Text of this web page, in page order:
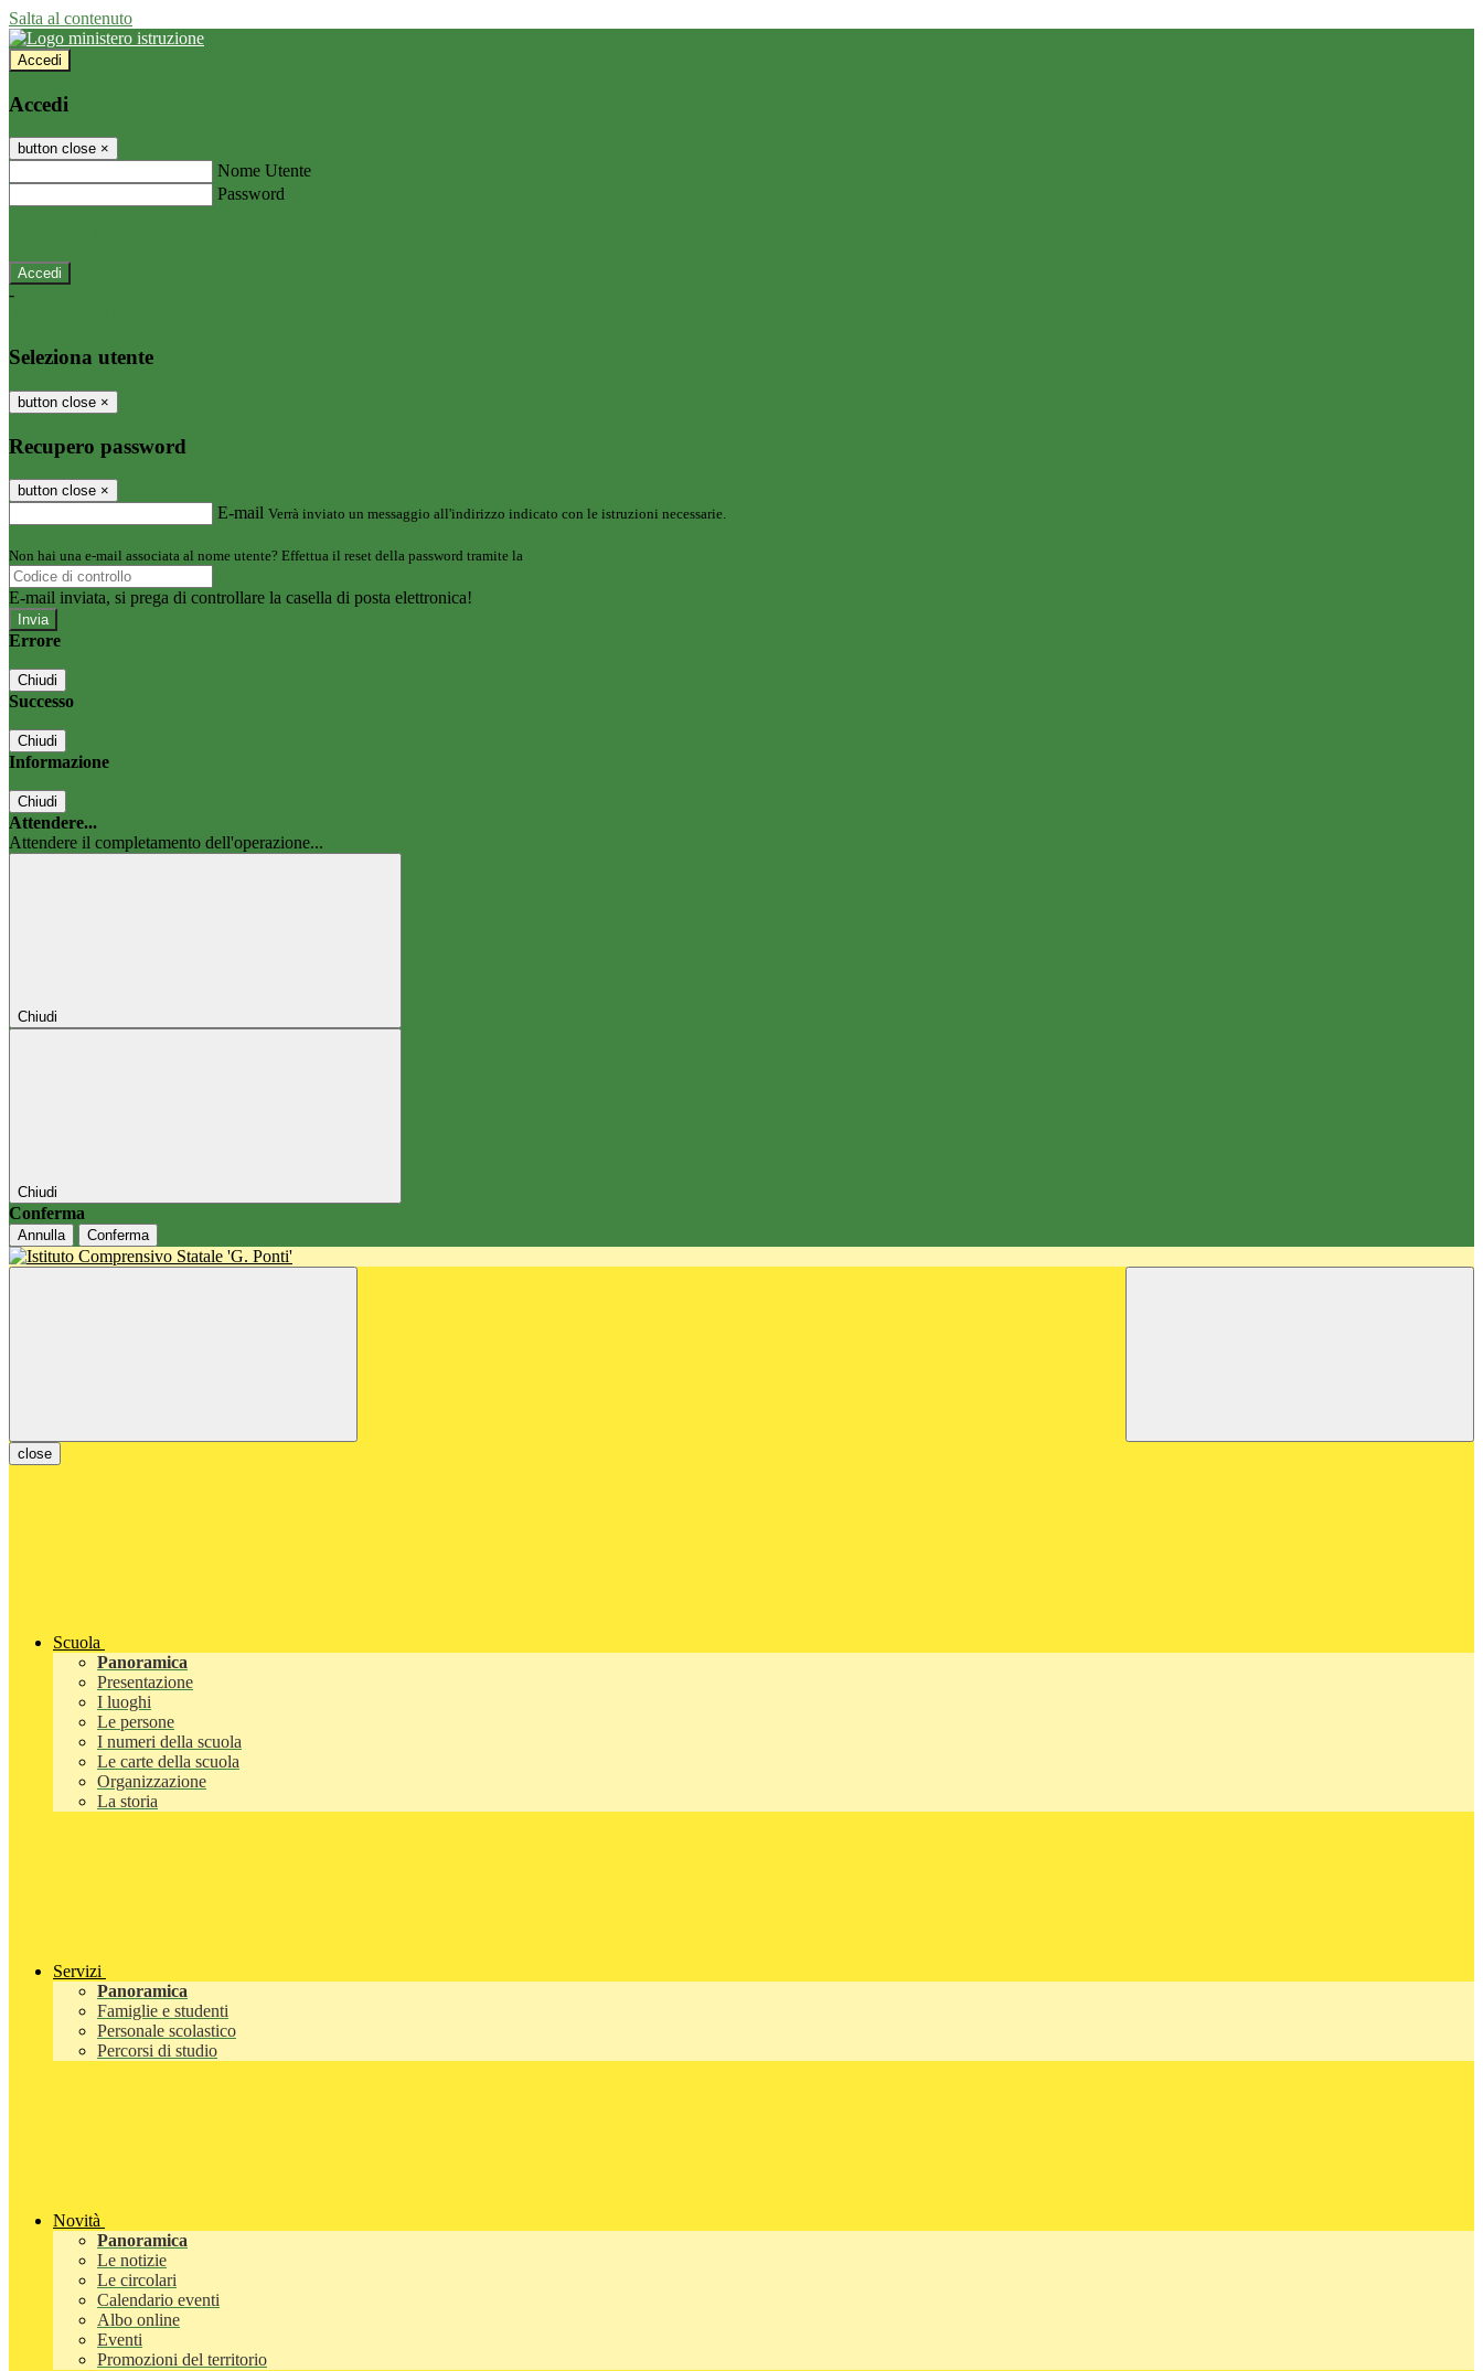
Salta al contenuto
Accedi
Accedi
button close ×
Nome Utente
Password
-
Seleziona utente
button close ×
Recupero password
button close ×
E-mail Verrà inviato un messaggio all'indirizzo indicato con le istruzioni necessarie.
Non hai una e-mail associata al nome utente? Effettua il reset della password tramite la
E-mail inviata, si prega di controllare la casella di posta elettronica!
Errore
Chiudi
Successo
Chiudi
Informazione
Chiudi
Attendere...
Attendere il completamento dell'operazione...
Chiudi
Chiudi
Conferma
Annulla Conferma
close
Scuola
Panoramica
Presentazione
I luoghi
Le persone
I numeri della scuola
Le carte della scuola
Organizzazione
La storia
Servizi
Panoramica
Famiglie e studenti
Personale scolastico
Percorsi di studio
Novità
Panoramica
Le notizie
Le circolari
Calendario eventi
Albo online
Eventi
Promozioni del territorio